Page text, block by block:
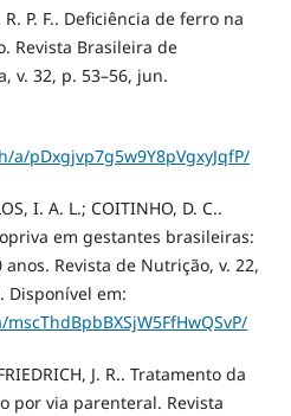
R. P. F.. Deficiência de ferro na
Revista Brasileira de
v. 32, p. 53–56, jun.
pDxgjvp7g5w9Y8pVgxyJqfP/
I. A. L.; COITINHO, D. C..
em gestantes brasileiras:
Revista de Nutrição, v. 22,
Disponível em:
J. R.. Tratamento da
por via parenteral. Revista